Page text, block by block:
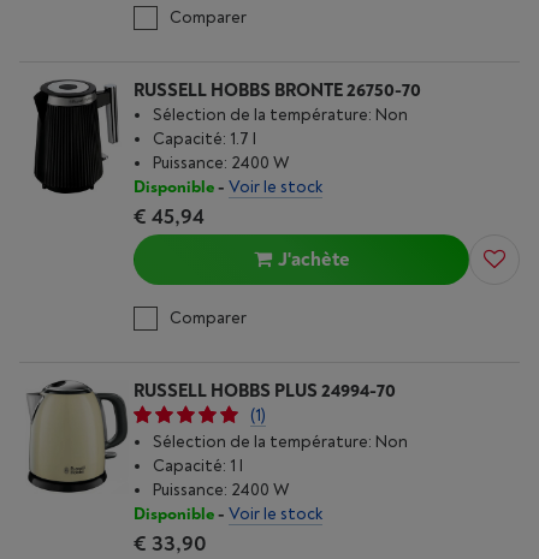
Comparer
RUSSELL HOBBS BRONTE 26750-70
Sélection de la température: Non
Capacité: 1.7 l
Puissance: 2400 W
Disponible- Voir le stock
€ 45,94
J'achète
Comparer
RUSSELL HOBBS PLUS 24994-70
(1)
Sélection de la température: Non
Capacité: 1 l
Puissance: 2400 W
Disponible- Voir le stock
€ 33,90